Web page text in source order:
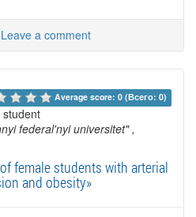
Leave a comment
Average score: 0 (Всего: 0)
student
federal'nyi universitet" ,
female students with arterial
and obesity»